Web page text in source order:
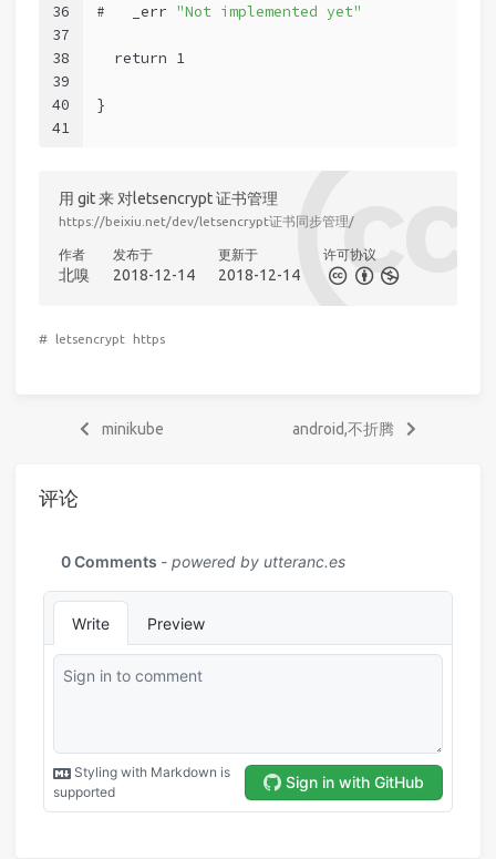
36
37
38
39
40
41
#
  _err
"Not implemented yet"
  return 1
}
用 git 来 对letsencrypt 证书管理
https://beixiu.net/dev/letsencrypt证书同步管理/
作者
北嗅
发布于
2018-12-14
更新于
2018-12-14
许可协议
# letsencrypt https
minikube android,不折腾
评论